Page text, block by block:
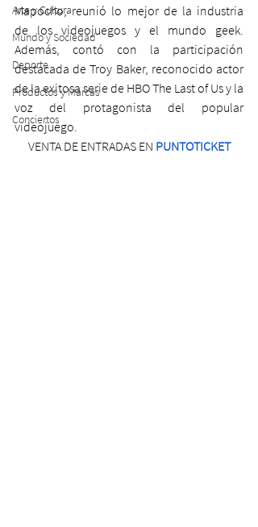
Arte y Cultura
Mundo y Sociedad
Deporte
Productos y Marcas
Conciertos
Mapocho, reunió lo mejor de la industria
de los videojuegos y el mundo geek.
Además, contó con la participación
destacada de Troy Baker, reconocido actor
de la exitosa serie de HBO The Last of Us y la
voz del protagonista del popular
videojuego.
VENTA DE ENTRADAS EN PUNTOTICKET